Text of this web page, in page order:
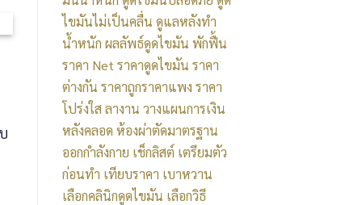
จาก
คลิป
รีวิว
เคส
จริง
ที่
ไว
รัล
ที่สุด
ไขมันไม่เป็นคลื่น ดูแลหลังทำ
น้ำหนัก ผลลัพธ์ดูดไขมัน พักฟื้น
ราคา Net ราคาดูดไขมัน ราคา
ต่างกัน ราคาถูกราคาแพง ราคา
โปร่งใสลางาน วางแผนการเงิน
หลังคลอด ห้องผ่าตัดมาตรฐาน
ออกกำลังกาย เช็กลิสต์ เตรียมตัว
ก่อนทำ เทียบราคา เบาหวาน
เลือกคลินิกดูดไขมัน เลือกวิธี